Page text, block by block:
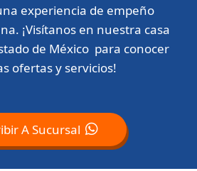
experiencia de empeño
¡Visítanos en nuestra casa
de México para conocer
ofertas y servicios!
A Sucursal